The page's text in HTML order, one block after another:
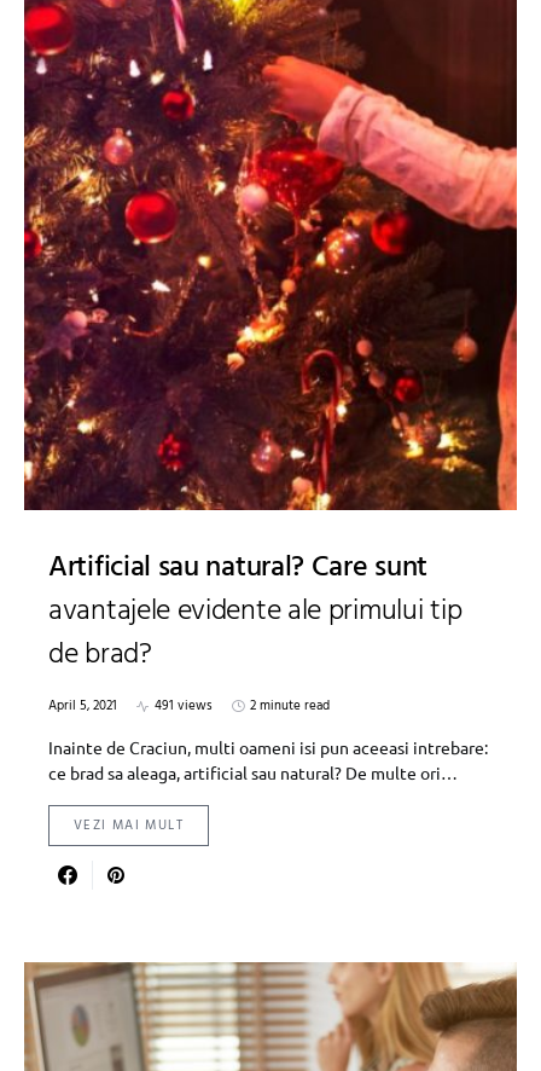
Artificial sau natural? Care sunt
avantajele evidente ale primului tip
de brad?
April 5, 2021 491 views
2 minute read
Inainte de Craciun, multi oameni isi pun aceeasi intrebare:
ce brad sa aleaga, artificial sau natural? De multe ori…
VEZI MAI MULT